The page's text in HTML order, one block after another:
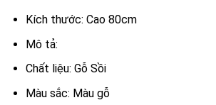
Kích thước: Cao 80cm
Mô tả:
Chất liệu: Gỗ Sồi
Màu sắc: Màu gỗ